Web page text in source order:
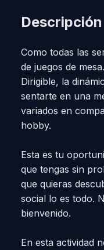
Descripción
Como todas las
de juegos de
Dirigible, la
sentarte en una
variados en
hobby.
Esta es tu
que tengas sin
que quieras
social lo es todo.
bienvenido.
En esta actividad